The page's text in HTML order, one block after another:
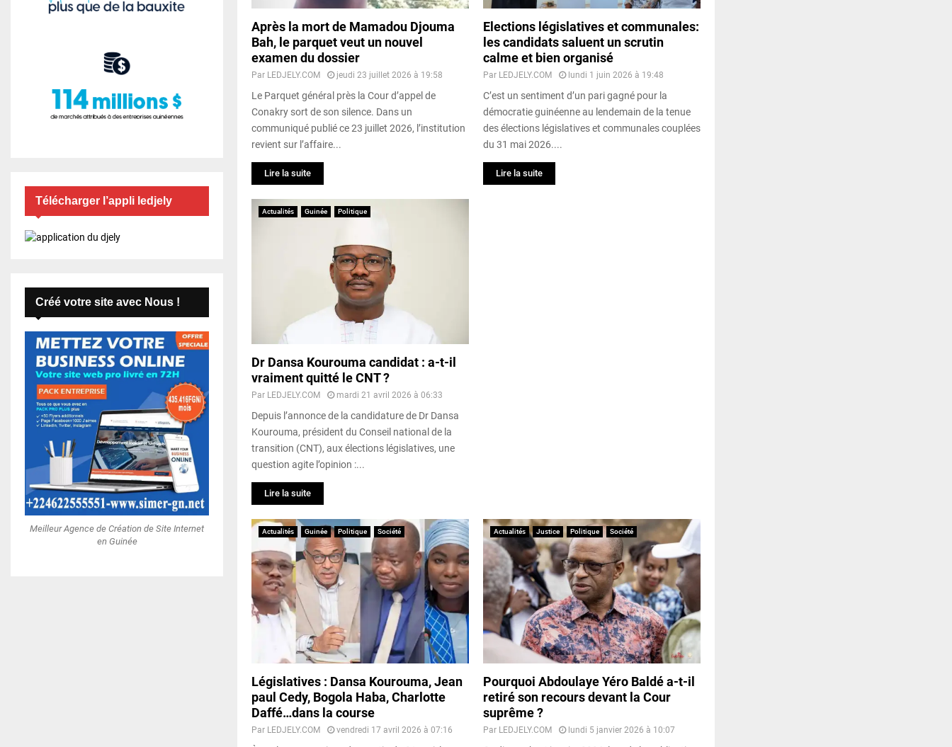
Après la mort de Mamadou Djouma
Bah, le parquet veut un nouvel
examen du dossier
Par LEDJELY.COM jeudi 23 juillet 2026 à 19:58
Le Parquet général près la Cour d’appel de
Conakry sort de son silence. Dans un
communiqué publié ce 23 juillet 2026, l’institution
revient sur l’affaire...
Lire la suite
Elections législatives et communales:
les candidats saluent un scrutin
calme et bien organisé
Par LEDJELY.COM lundi 1 juin 2026 à 19:48
C’est un sentiment d’un pari gagné pour la
démocratie guinéenne au lendemain de la tenue
des élections législatives et communales couplées
du 31 mai 2026....
Lire la suite
Actualités Guinée Politique
Dr Dansa Kourouma candidat : a-t-il
vraiment quitté le CNT ?
Par LEDJELY.COM mardi 21 avril 2026 à 06:33
Depuis l’annonce de la candidature de Dr Dansa
Kourouma, président du Conseil national de la
transition (CNT), aux élections législatives, une
question agite l’opinion :...
Lire la suite
Actualités Guinée Politique Société
Législatives : Dansa Kourouma, Jean
paul Cedy, Bogola Haba, Charlotte
Daffé…dans la course
Par LEDJELY.COM vendredi 17 avril 2026 à 07:16
Actualités Justice Politique Société
Pourquoi Abdoulaye Yéro Baldé a-t-il
retiré son recours devant la Cour
suprême ?
Par LEDJELY.COM lundi 5 janvier 2026 à 10:07
Télécharger l’appli ledjely
Créé votre site avec Nous !
Meilleur Agence de Création de Site Internet
en Guinée